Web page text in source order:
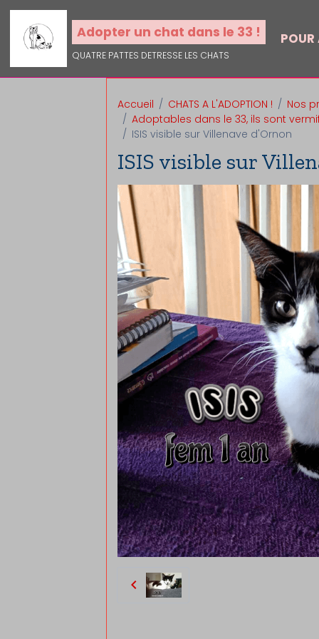
Adopter un chat dans le 33 !
QUATRE PATTES DETRESSE LES CHATS
POUR
Accueil CHATS A L'ADOPTION !
Nos
Adoptables dans le 33, ils sont
ISIS visible sur Villenave d'Ornon
ISIS visible sur